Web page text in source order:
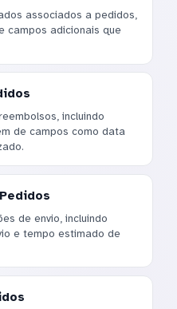
associados a pedidos,
campos adicionais que
incluindo
de campos como data
de envio, incluindo
e tempo estimado de